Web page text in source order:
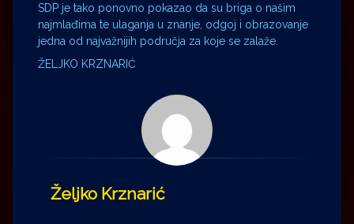
SDP je tako ponovno pokazao da su briga o našim
najmlađima te ulaganja u znanje, odgoj i obrazovanje
jedna od najvažnijih područja za koje se zalaže.
ŽELJKO KRZNARIĆ
Željko Krznarić